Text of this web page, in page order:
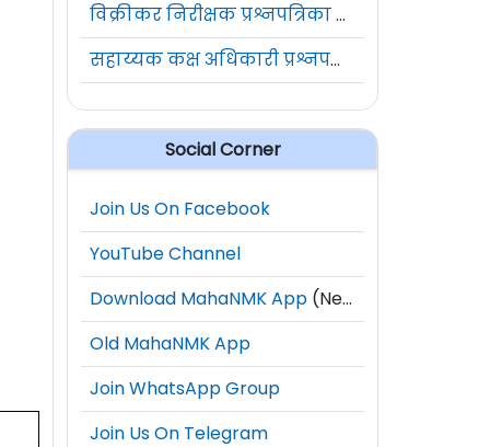
विक्रीकर निरीक्षक प्रश्नपत्रिका संच
सहाय्यक कक्ष अधिकारी प्रश्नपत्रिका संच
Social Corner
Join Us On Facebook
YouTube Channel
Download MahaNMK App (New)
Old MahaNMK App
Join WhatsApp Group
Join Us On Telegram